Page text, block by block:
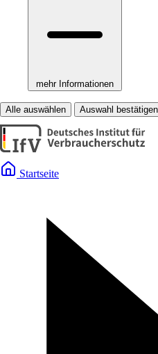
mehr Informationen
Alle auswählen Auswahl bestätigen
Startseite